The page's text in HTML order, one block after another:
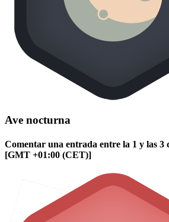
Ave nocturna
Comentar una entrada entre la 1 y las 3
[GMT +01:00 (CET)]